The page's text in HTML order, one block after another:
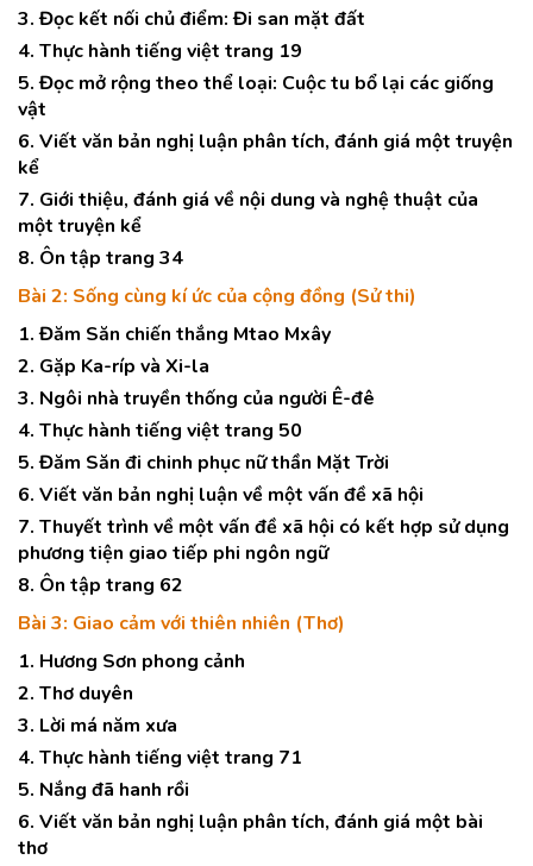
3. Đọc kết nối chủ điểm: Đi san mặt đất
4. Thực hành tiếng việt trang 19
5. Đọc mở rộng theo thể loại: Cuộc tu bổ lại các giống
vật
6. Viết văn bản nghị luận phân tích, đánh giá một truyện
kể
7. Giới thiệu, đánh giá về nội dung và nghệ thuật của
một truyện kể
8. Ôn tập trang 34
Bài 2: Sống cùng kí ức của cộng đồng (Sử thi)
1. Đăm Săn chiến thắng Mtao Mxây
2. Gặp Ka-ríp và Xi-la
3. Ngôi nhà truyền thống của người Ê-đê
4. Thực hành tiếng việt trang 50
5. Đăm Săn đi chinh phục nữ thần Mặt Trời
6. Viết văn bản nghị luận về một vấn đề xã hội
7. Thuyết trình về một vấn đề xã hội có kết hợp sử dụng
phương tiện giao tiếp phi ngôn ngữ
8. Ôn tập trang 62
Bài 3: Giao cảm với thiên nhiên (Thơ)
1. Hương Sơn phong cảnh
2. Thơ duyên
3. Lời má năm xưa
4. Thực hành tiếng việt trang 71
5. Nắng đã hanh rồi
6. Viết văn bản nghị luận phân tích, đánh giá một bài
thơ